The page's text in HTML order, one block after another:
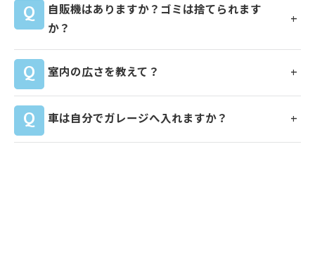
自販機はありますか？ゴミは捨てられます
か？
室内の広さを教えて？
車は自分でガレージへ入れますか？